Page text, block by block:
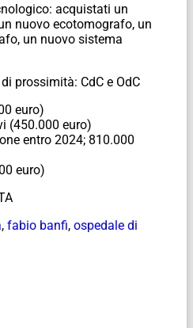
acquistati un
nuovo ecotomografo, un
un nuovo sistema
prossimità: CdC e OdC
euro)
(450.000 euro)
entro 2024; 810.000
euro)
, fabio banfi, ospedale di